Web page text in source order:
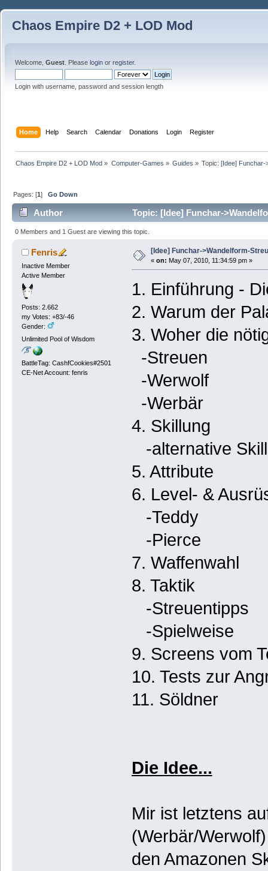
Chaos Empire D2 + LOD Mod
Welcome, Guest . Please login or register.
Login with username, password and session length
Home Help Search Calendar Donations Login Register
Chaos Empire D2 + LOD Mod » Computer-Games » Guides » Topic:[Idee] Funchar-
Pages: [1]Go Down
Author Topic: [Idee] Funchar-
0 Members and 1 Guest are viewing this topic.
Fenris
Inactive Member
Active Member
Posts: 2.662
my Votes: +83/-46
Gender:
Unlimited Pool of Wisdom
BattleTag: CashfCookies#2501
CE-Net Account: fenris
[Idee] Funchar->Wandelform-
« on: May 07, 2010, 11:34:59 pm »
1. Einführung -
2. Warum der
3. Woher die
-Streuen
-Werwolf
-Werbär
4. Skillung
-alternative
5. Attribute
6. Level- &
-Teddy
-Pierce
7. Waffenwahl
8. Taktik
-Streuentipps
-Spielweise
9. Screens vom
10. Tests zur
11. Söldner
Die Idee...
Mir ist letztens
(Werbär/Werwolf)
den Amazonen